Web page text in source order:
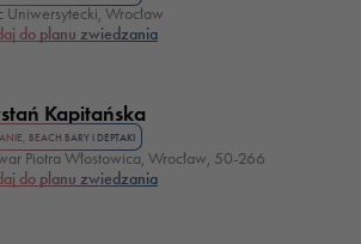
Uniwersytecki, Wrocław
do planu zwiedzania
Kapitańska
BEACH BARY I DEPTAKI
Piotra Włostowica, Wrocław, 50-266
do planu zwiedzania